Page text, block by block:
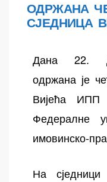
ОДРЖАНА
СЈЕДНИЦА
Дана 22.
одржана је
Вијећа ИПП
Федералне
имовинско-
На